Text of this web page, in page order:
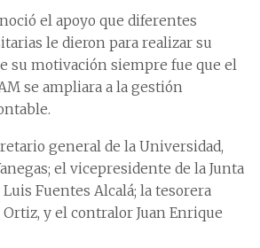
el apoyo que diferentes
le dieron para realizar su
su motivación siempre fue que el
se ampliara a la gestión
general de la Universidad,
el vicepresidente de la Junta
Fuentes Alcalá; la tesorera
y el contralor Juan Enrique